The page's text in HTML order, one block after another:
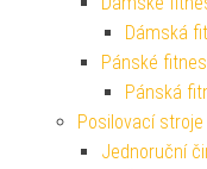
Dámská
Pánské
Pánská
Posilovací
Jednoruční